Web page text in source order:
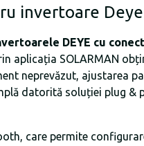
invertoare Deye
DEYE cu
aplicația SOLARMAN
neprevăzut,
datorită soluției plug
care permite